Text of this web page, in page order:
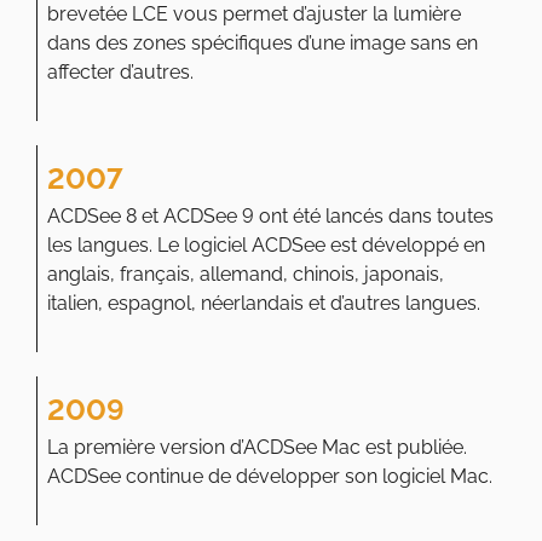
brevetée LCE vous permet d’ajuster la lumière
dans des zones spécifiques d’une image sans en
affecter d’autres.
2007
ACDSee 8 et ACDSee 9 ont été lancés dans toutes
les langues. Le logiciel ACDSee est développé en
anglais, français, allemand, chinois, japonais,
italien, espagnol, néerlandais et d’autres langues.
2009
La première version d’ACDSee Mac est publiée.
ACDSee continue de développer son logiciel Mac.